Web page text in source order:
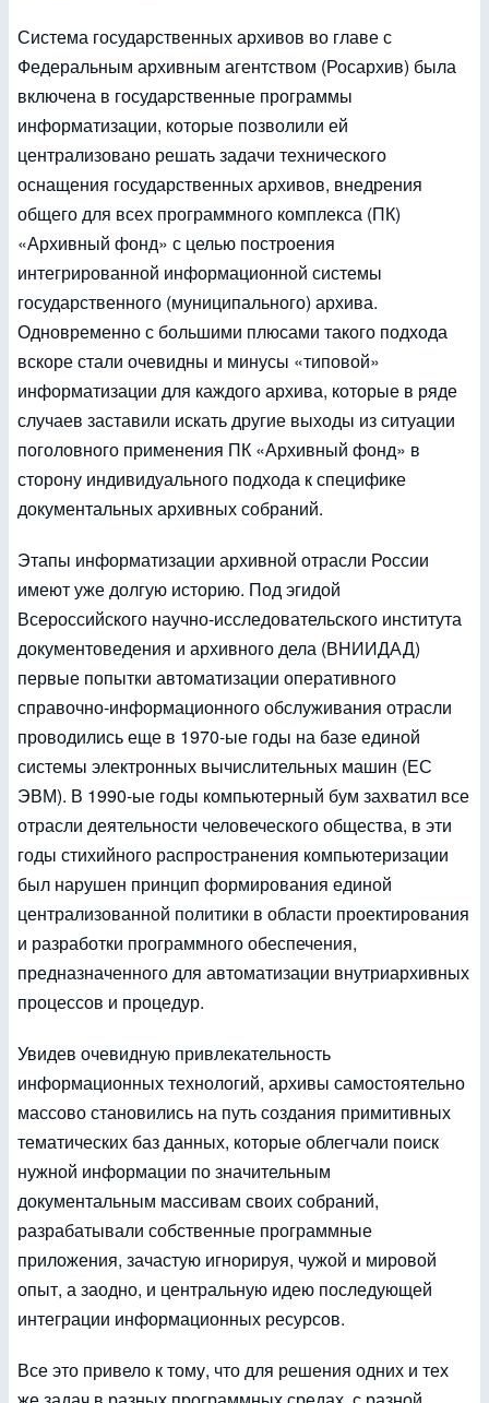
Система государственных архивов во главе с
Федеральным архивным агентством (Росархив) была
включена в государственные программы
информатизации, которые позволили ей
централизовано решать задачи технического
оснащения государственных архивов, внедрения
общего для всех программного комплекса (ПК)
«Архивный фонд» с целью построения
интегрированной информационной системы
государственного (муниципального) архива.
Одновременно с большими плюсами такого подхода
вскоре стали очевидны и минусы «типовой»
информатизации для каждого архива, которые в ряде
случаев заставили искать другие выходы из ситуации
поголовного применения ПК «Архивный фонд» в
сторону индивидуального подхода к специфике
документальных архивных собраний.
Этапы информатизации архивной отрасли России
имеют уже долгую историю. Под эгидой
Всероссийского научно-исследовательского института
документоведения и архивного дела (ВНИИДАД)
первые попытки автоматизации оперативного
справочно-информационного обслуживания отрасли
проводились еще в 1970-ые годы на базе единой
системы электронных вычислительных машин (ЕС
ЭВМ). В 1990-ые годы компьютерный бум захватил все
отрасли деятельности человеческого общества, в эти
годы стихийного распространения компьютеризации
был нарушен принцип формирования единой
централизованной политики в области проектирования
и разработки программного обеспечения,
предназначенного для автоматизации внутриархивных
процессов и процедур.
Увидев очевидную привлекательность
информационных технологий, архивы самостоятельно
массово становились на путь создания примитивных
тематических баз данных, которые облегчали поиск
нужной информации по значительным
документальным массивам своих собраний,
разрабатывали собственные программные
приложения, зачастую игнорируя, чужой и мировой
опыт, а заодно, и центральную идею последующей
интеграции информационных ресурсов.
Все это привело к тому, что для решения одних и тех